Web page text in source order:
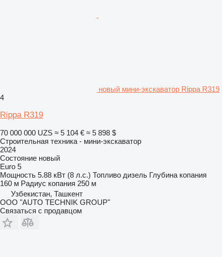
новый мини-экскаватор Rippa R319
4
Rippa R319
70 000 000 UZS ≈ 5 104 € ≈ 5 898 $
Строительная техника - мини-экскаватор
2024
Состояние новый
Euro 5
Мощность 5.88 кВт (8 л.с.) Топливо дизель Глубина копания
160 м Радиус копания 250 м
Узбекистан, Ташкент
OOO "AUTO TECHNIK GROUP"
Связаться с продавцом